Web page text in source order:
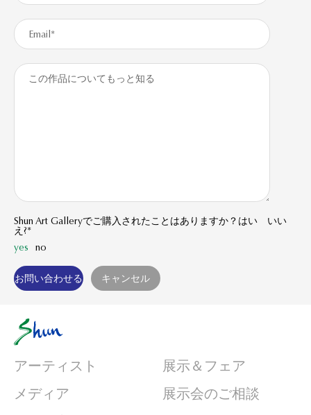
Shun Art Galleryでご購入されたことはありますか？はい いい
え?*
yes
no
アーティスト
展示＆フェア
メディア
展示会のご相談